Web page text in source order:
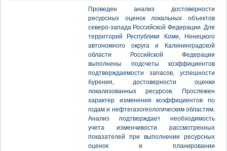
Проведен анализ достоверности
ресурсных оценок локальных объектов
северо-запада Российской Федерации. Для
территорий Республики Коми, Ненецкого
автономного округа и Калининградской
области Российской Федерации
выполнены подсчеты коэффициентов
подтверждаемости запасов, успешности
бурения, достоверности оценки
локализованных ресурсов. Прослежен
характер изменения коэффициентов по
годам и нефтегазогеологическим областям.
Анализ подтверждает необходимость
учета изменчивости рассмотренных
показателей при выполнении ресурсных
оценок и планировании